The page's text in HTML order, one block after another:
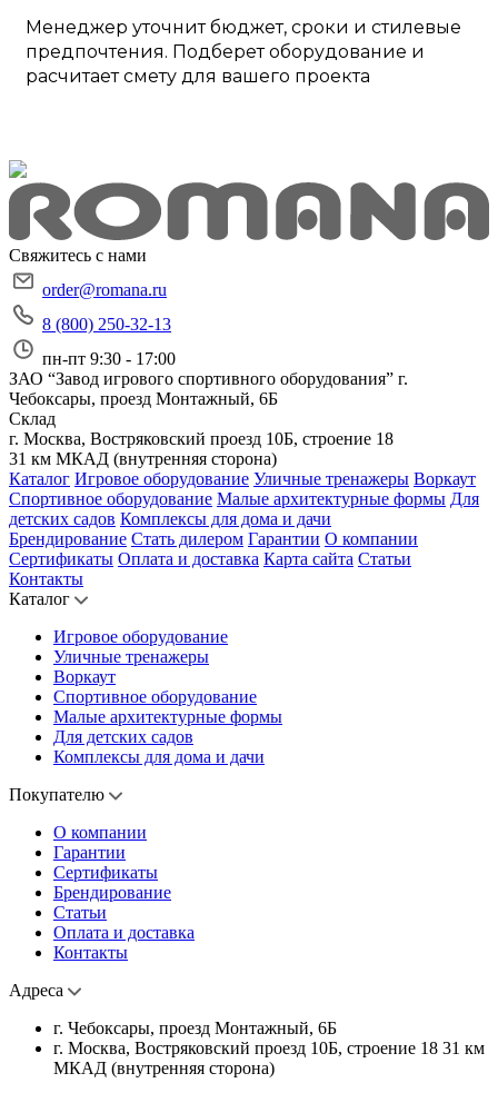
Менеджер уточнит бюджет, сроки и стилевые
предпочтения. Подберет оборудование и
расчитает смету для вашего проекта
Свяжитесь с нами
order@romana.ru
8 (800) 250-32-13
пн-пт 9:30 - 17:00
ЗАО “Завод игрового спортивного оборудования” г.
Чебоксары, проезд Монтажный, 6Б
Склад
г. Москва, Востряковский проезд 10Б, строение 18
31 км МКАД (внутренняя сторона)
Каталог Игровое оборудование Уличные тренажеры Воркаут
Спортивное оборудование Малые архитектурные формы Для
детских садов Комплексы для дома и дачи
Брендирование Стать дилером Гарантии О компании
Сертификаты Оплата и доставка Карта сайта Статьи
Контакты
Каталог
Игровое оборудование
Уличные тренажеры
Воркаут
Спортивное оборудование
Малые архитектурные формы
Для детских садов
Комплексы для дома и дачи
Покупателю
О компании
Гарантии
Сертификаты
Брендирование
Статьи
Оплата и доставка
Контакты
Адреса
г. Чебоксары, проезд Монтажный, 6Б
г. Москва, Востряковский проезд 10Б, строение 18 31 км
МКАД (внутренняя сторона)